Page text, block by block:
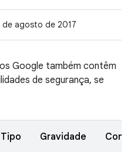
de agosto de 2017
Google também contêm
de segurança, se
Tipo Gravidade